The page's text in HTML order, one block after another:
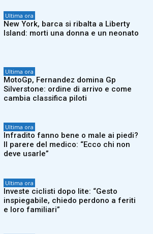
Ultima ora
New York, barca si ribalta a Liberty
Island: morti una donna e un neonato
Ultima ora
MotoGp, Fernandez domina Gp
Silverstone: ordine di arrivo e come
cambia classifica piloti
Ultima ora
Infradito fanno bene o male ai piedi?
Il parere del medico: “Ecco chi non
deve usarle”
Ultima ora
Investe ciclisti dopo lite: “Gesto
inspiegabile, chiedo perdono a feriti
e loro familiari”